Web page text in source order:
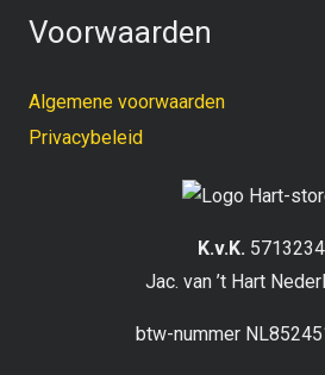
Voorwaarden
Algemene voorwaarden
Privacybeleid
K.v.K.
Jac. van ’t Hart
btw-nummer